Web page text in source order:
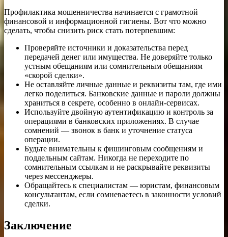
Профилактика мошенничества начинается с грамотной
финансовой и информационной гигиены. Вот что можно
сделать, чтобы снизить риск стать потерпевшим:
Проверяйте источники и доказательства перед
передачей денег или имущества. Не доверяйте только
устным обещаниям или сомнительным обещаниям
«скорой сделки».
Не оставляйте личные данные и реквизиты там, где ими
легко поделиться. Банковские данные и пароли должны
храниться в секрете, особенно в онлайн-сервисах.
Используйте двойную аутентификацию и контроль за
операциями в банковских приложениях. В случае
сомнений — звонок в банк и уточнение статуса
операции.
Будьте внимательны к фишинговым сообщениям и
поддельным сайтам. Никогда не переходите по
сомнительным ссылкам и не раскрывайте реквизиты
через мессенджеры.
Обращайтесь к специалистам — юристам, финансовым
консультантам, если сомневаетесь в законности условий
сделки.
Заключение